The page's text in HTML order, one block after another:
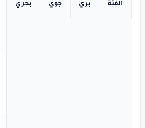
الفئة بري جوي بحري